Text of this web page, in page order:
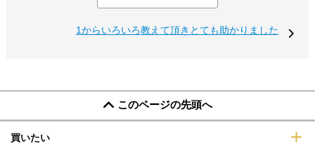
1からいろいろ教えて頂きとても助かりました
このページの先頭へ
買いたい